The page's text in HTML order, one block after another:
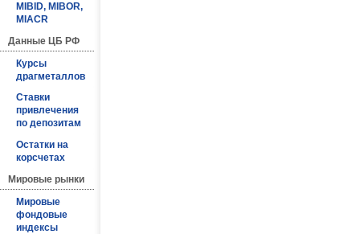
MIBID, MIBOR,
MIACR
Данные ЦБ РФ
Курсы
драгметаллов
Ставки
привлечения
по депозитам
Остатки на
корсчетах
Мировые рынки
Мировые
фондовые
индексы